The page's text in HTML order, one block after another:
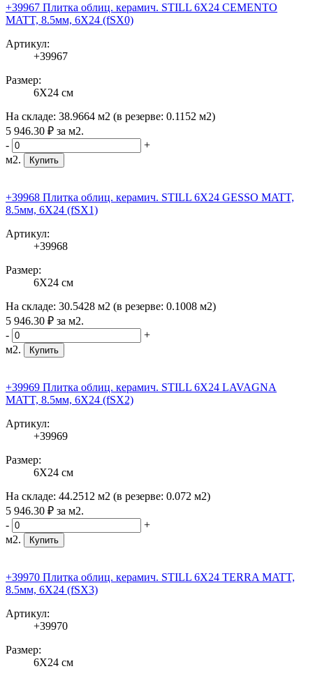
+39967 Плитка облиц. керамич. STILL 6X24 CEMENTO
MATT, 8.5мм, 6X24 (fSX0)
Артикул:
+39967
Размер:
6X24 см
На складе: 38.9664 м2 (в резерве: 0.1152 м2)
5 946.30 ₽ за м2.
-
+
м2.
Купить
+39968 Плитка облиц. керамич. STILL 6X24 GESSO MATT,
8.5мм, 6X24 (fSX1)
Артикул:
+39968
Размер:
6X24 см
На складе: 30.5428 м2 (в резерве: 0.1008 м2)
5 946.30 ₽ за м2.
-
+
м2.
Купить
+39969 Плитка облиц. керамич. STILL 6X24 LAVAGNA
MATT, 8.5мм, 6X24 (fSX2)
Артикул:
+39969
Размер:
6X24 см
На складе: 44.2512 м2 (в резерве: 0.072 м2)
5 946.30 ₽ за м2.
-
+
м2.
Купить
+39970 Плитка облиц. керамич. STILL 6X24 TERRA MATT,
8.5мм, 6X24 (fSX3)
Артикул:
+39970
Размер:
6X24 см